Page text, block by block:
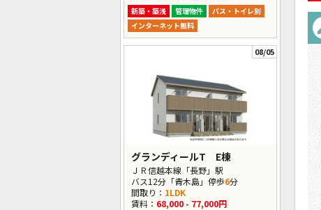
新築・築浅 管理物件
バス・トイレ別
インターネット無料
08/05
グランディールT E棟
ＪＲ信越本線「長野」駅
バス12分「青木島」停歩6分
間取り： 1LDK
賃料： 68,000 - 77,000円